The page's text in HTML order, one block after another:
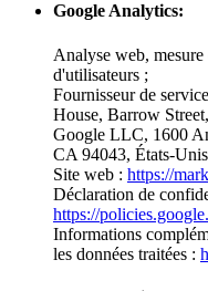
Google Analytics:
Analyse web,
d'utilisateurs ;
Fournisseur de
House, Barrow
Google LLC, 1600
CA 94043, États-
Site web : https://
Déclaration de
https://
Informations
les données traitées :